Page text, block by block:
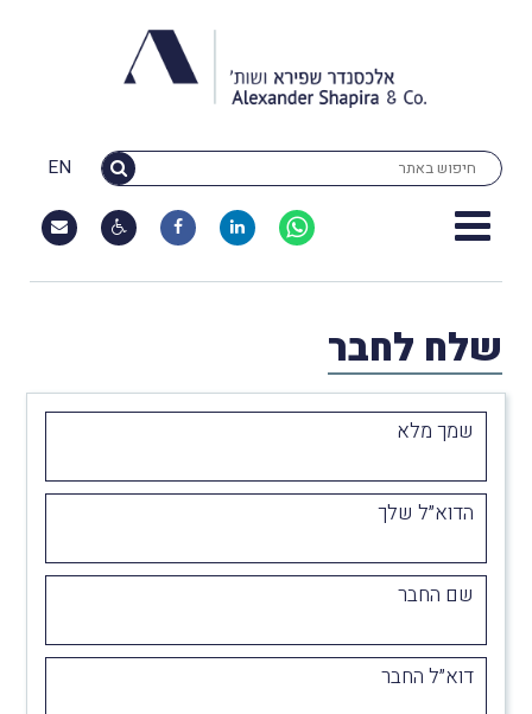
EN
שלח לחבר
שמך מלא
הדוא״ל שלך
שם החבר
דוא״ל החבר